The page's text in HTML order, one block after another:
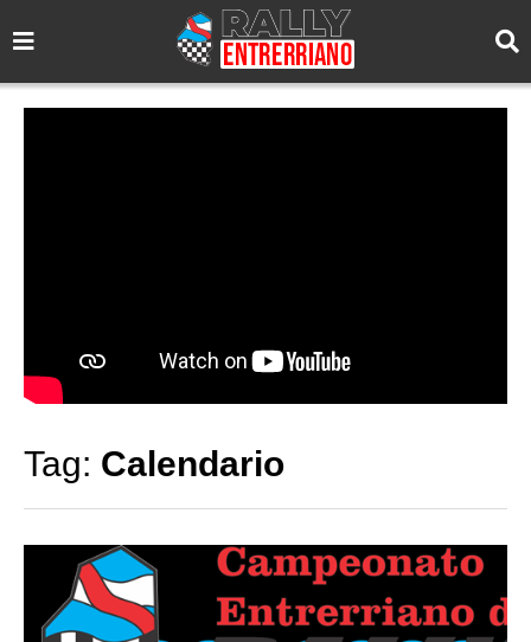
Tag: Calendario